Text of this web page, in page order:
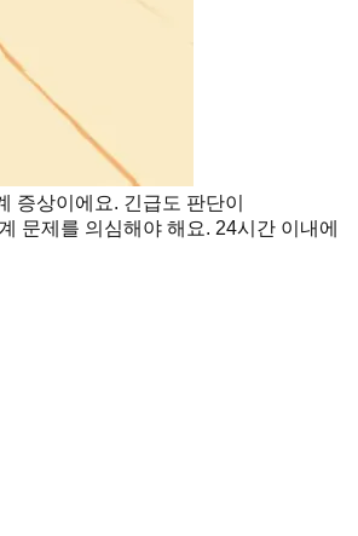
증상이에요. 긴급도 판단이
문제를 의심해야 해요. 24시간 이내에